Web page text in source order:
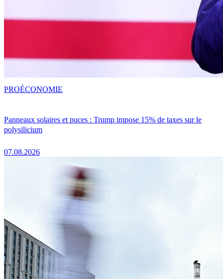
Panneaux solaires et puces : Trump impose 15% de taxes sur le
polysilicium
07.08.2026
PROÉCONOMIE